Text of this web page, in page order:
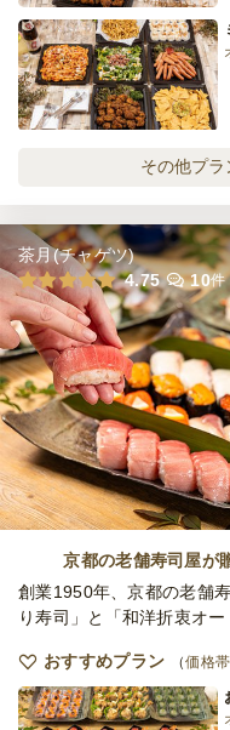
オードブル
オードブル
締切 1日前18時
最低ご注文金額 38,000円
その他プ
茶月(チャゲツ)
4.75
10件
京都の老舗寿司屋が
創業1950年、京都の老舗
り寿司」と「和洋折衷オ
おすすめプラン 価格帯